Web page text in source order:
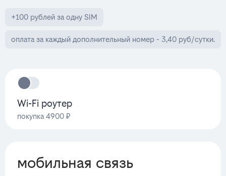
+100 рублей за одну SIM
оплата за каждый дополнительный номер - 3,40 руб/сутки.
Wi-Fi роутер
покупка 4900 ₽
мобильная связь